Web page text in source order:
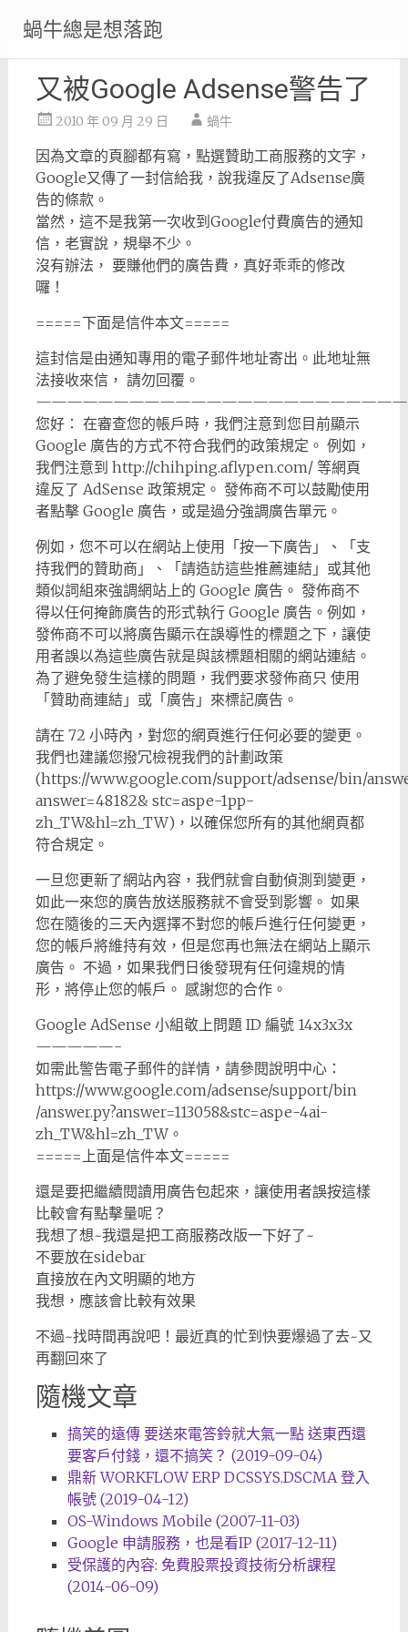
content
蝸牛總是想落跑
又被Google Adsense警告了
2010 年 09 月 29 日 蝸牛
因為文章的頁腳都有寫，點選贊助工商服務的文字，
Google又傳了一封信給我，說我違反了Adsense廣
告的條款。
當然，這不是我第一次收到Google付費廣告的通知
信，老實說，規舉不少。
沒有辦法， 要賺他們的廣告費，真好乖乖的修改
囉！
=====下面是信件本文=====
這封信是由通知專用的電子郵件地址寄出。此地址無
法接收來信， 請勿回覆。
您好： 在審查您的帳戶時，我們注意到您目前顯示
Google 廣告的方式不符合我們的政策規定。 例如，
我們注意到 http://chihping.aflypen.com/ 等網頁
違反了 AdSense 政策規定。 發佈商不可以鼓勵使用
者點擊 Google 廣告，或是過分強調廣告單元。
例如，您不可以在網站上使用「按一下廣告」、「支
持我們的贊助商」、「請造訪這些推薦連結」或其他
類似詞組來強調網站上的 Google 廣告。 發佈商不
得以任何掩飾廣告的形式執行 Google 廣告。例如，
發佈商不可以將廣告顯示在誤導性的標題之下，讓使
用者誤以為這些廣告就是與該標題相關的網站連結。
為了避免發生這樣的問題，我們要求發佈商只 使用
「贊助商連結」或「廣告」來標記廣告。
請在 72 小時內，對您的網頁進行任何必要的變更。
我們也建議您撥冗檢視我們的計劃政策
(https://www.google.com/support/adsense/bin/
answer=48182& stc=aspe-1pp-
zh_TW&hl=zh_TW)，以確保您所有的其他網頁都
符合規定。
一旦您更新了網站內容，我們就會自動偵測到變更，
如此一來您的廣告放送服務就不會受到影響。 如果
您在隨後的三天內選擇不對您的帳戶進行任何變更，
您的帳戶將維持有效，但是您再也無法在網站上顯示
廣告。 不過，如果我們日後發現有任何違規的情
形，將停止您的帳戶。 感謝您的合作。
Google AdSense 小組敬上問題 ID 編號 14x3x3x
—————-
如需此警告電子郵件的詳情，請參閱說明中心：
https://www.google.com/adsense/support/bin
/answer.py?answer=113058&stc=aspe-4ai-
zh_TW&hl=zh_TW。
=====上面是信件本文=====
還是要把繼續閱讀用廣告包起來，讓使用者誤按這樣
比較會有點擊量呢？
我想了想~我還是把工商服務改版一下好了~
不要放在sidebar
直接放在內文明顯的地方
我想，應該會比較有效果
不過~找時間再說吧！最近真的忙到快要爆過了去~又
再翻回來了
隨機文章
搞笑的遠傳 要送來電答鈴就大氣一點 送東西還
要客戶付錢，還不搞笑？ (2019-09-04)
鼎新 WORKFLOW ERP DCSSYS.DSCMA 登入
帳號 (2019-04-12)
OS-Windows Mobile (2007-11-03)
Google 申請服務，也是看IP (2017-12-11)
受保護的內容: 免費股票投資技術分析課程
(2014-06-09)